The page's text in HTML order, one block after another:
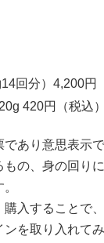
回分）4,200円
420円（税込）
であり意思表示
もの、身の回り
購入することで
ンを取り入れて